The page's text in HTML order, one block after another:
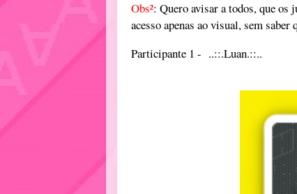
Obs²: Quero avisar a todos, que os
acesso apenas ao visual, sem saber
Participante 1 - ..::.Luan.::..